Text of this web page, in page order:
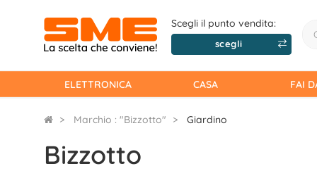
Scegli il punto vendita:
scegli
ELETTRONICA CASA FAI
Marchio : "Bizzotto" Giardino
Bizzotto